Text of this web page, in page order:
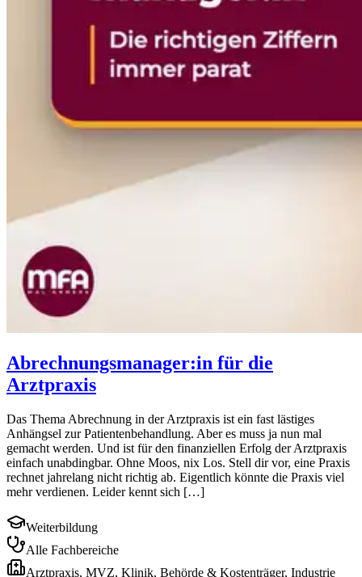
Abrechnungsmanager:in für die
Arztpraxis
Das Thema Abrechnung in der Arztpraxis ist ein fast lästiges
Anhängsel zur Patientenbehandlung. Aber es muss ja nun mal
gemacht werden. Und ist für den finanziellen Erfolg der Arztpraxis
einfach unabdingbar. Ohne Moos, nix Los. Stell dir vor, eine Praxis
rechnet jahrelang nicht richtig ab. Eigentlich könnte die Praxis viel
mehr verdienen. Leider kennt sich […]
Weiterbildung
Alle Fachbereiche
Arztpraxis, MVZ, Klinik, Behörde & Kostenträger, Industrie